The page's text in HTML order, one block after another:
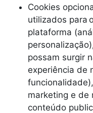
Cookies
utilizados para
plataforma
possam surgir
experiência de
marketing e de
conteúdo